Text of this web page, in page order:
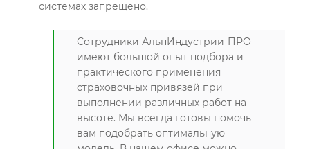
системах запрещено.
Сотрудники АльпИндустрии-ПРО
имеют большой опыт подбора и
практического применения
страховочных привязей при
выполнении различных работ на
высоте. Мы всегда готовы помочь
вам подобрать оптимальную